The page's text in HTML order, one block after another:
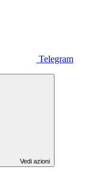
Telegram
Vedi azioni